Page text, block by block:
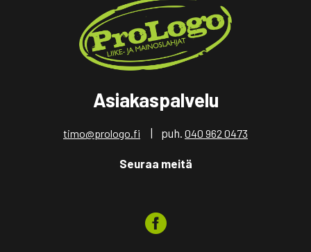
Asiakaspalvelu
timo@prologo.fi | puh. 040 962 0473
Seuraa meitä